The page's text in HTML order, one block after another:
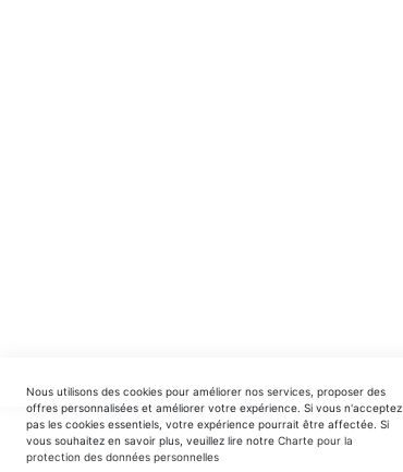
Horaires SAV :
du Lundi au Jeudi : 9h30 -12h30 / 14h - 17h30
Vendredi : 9h30 - 12h30 / 14h - 16h00
Nous utilisons des cookies pour améliorer nos services, proposer des
offres personnalisées et améliorer votre expérience. Si vous n'acceptez
pas les cookies essentiels, votre expérience pourrait être affectée. Si
vous souhaitez en savoir plus, veuillez lire notre Charte pour la
protection des données personnelles